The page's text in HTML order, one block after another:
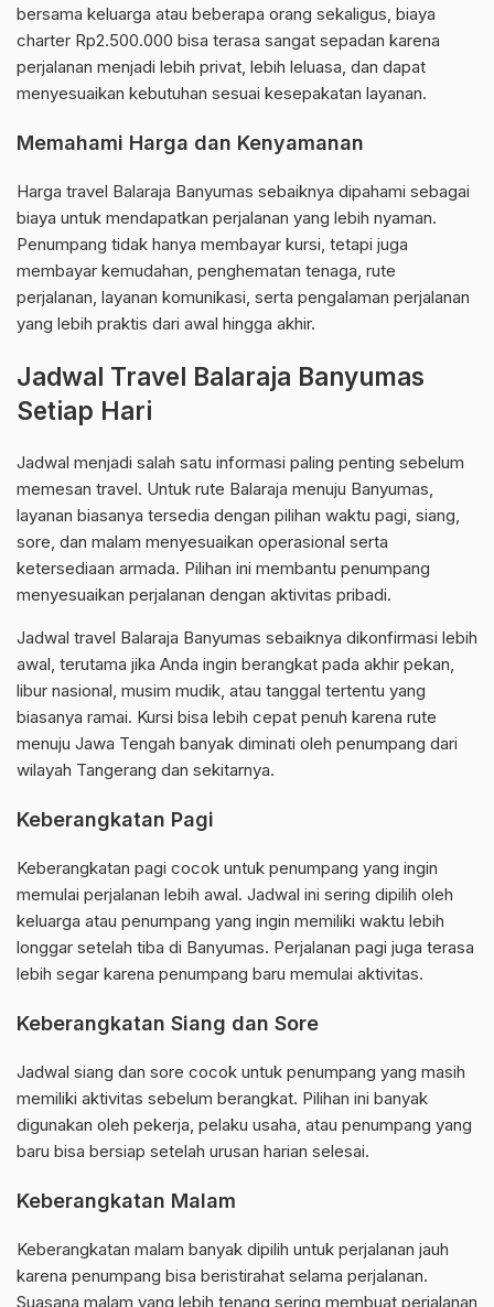
bersama keluarga atau beberapa orang sekaligus, biaya
charter Rp2.500.000 bisa terasa sangat sepadan karena
perjalanan menjadi lebih privat, lebih leluasa, dan dapat
menyesuaikan kebutuhan sesuai kesepakatan layanan.
Memahami Harga dan Kenyamanan
Harga travel Balaraja Banyumas sebaiknya dipahami sebagai
biaya untuk mendapatkan perjalanan yang lebih nyaman.
Penumpang tidak hanya membayar kursi, tetapi juga
membayar kemudahan, penghematan tenaga, rute
perjalanan, layanan komunikasi, serta pengalaman perjalanan
yang lebih praktis dari awal hingga akhir.
Jadwal Travel Balaraja Banyumas
Setiap Hari
Jadwal menjadi salah satu informasi paling penting sebelum
memesan travel. Untuk rute Balaraja menuju Banyumas,
layanan biasanya tersedia dengan pilihan waktu pagi, siang,
sore, dan malam menyesuaikan operasional serta
ketersediaan armada. Pilihan ini membantu penumpang
menyesuaikan perjalanan dengan aktivitas pribadi.
Jadwal travel Balaraja Banyumas sebaiknya dikonfirmasi lebih
awal, terutama jika Anda ingin berangkat pada akhir pekan,
libur nasional, musim mudik, atau tanggal tertentu yang
biasanya ramai. Kursi bisa lebih cepat penuh karena rute
menuju Jawa Tengah banyak diminati oleh penumpang dari
wilayah Tangerang dan sekitarnya.
Keberangkatan Pagi
Keberangkatan pagi cocok untuk penumpang yang ingin
memulai perjalanan lebih awal. Jadwal ini sering dipilih oleh
keluarga atau penumpang yang ingin memiliki waktu lebih
longgar setelah tiba di Banyumas. Perjalanan pagi juga terasa
lebih segar karena penumpang baru memulai aktivitas.
Keberangkatan Siang dan Sore
Jadwal siang dan sore cocok untuk penumpang yang masih
memiliki aktivitas sebelum berangkat. Pilihan ini banyak
digunakan oleh pekerja, pelaku usaha, atau penumpang yang
baru bisa bersiap setelah urusan harian selesai.
Keberangkatan Malam
Keberangkatan malam banyak dipilih untuk perjalanan jauh
karena penumpang bisa beristirahat selama perjalanan.
Suasana malam yang lebih tenang sering membuat perjalanan